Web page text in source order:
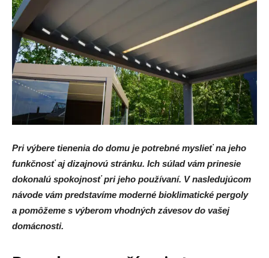
Pri výbere tienenia do domu je potrebné myslieť na jeho
funkčnosť aj dizajnovú stránku. Ich súlad vám prinesie
dokonalú spokojnosť pri jeho používaní. V nasledujúcom
návode vám predstavíme moderné bioklimatické pergoly
a pomôžeme s výberom vhodných závesov do vašej
domácnosti.